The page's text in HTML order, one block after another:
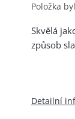
Položka
Skvělá
způsob
Detailní